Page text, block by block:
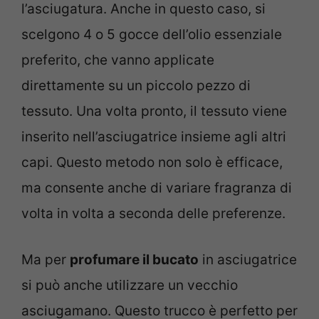
l’asciugatura. Anche in questo caso, si
scelgono 4 o 5 gocce dell’olio essenziale
preferito, che vanno applicate
direttamente su un piccolo pezzo di
tessuto. Una volta pronto, il tessuto viene
inserito nell’asciugatrice insieme agli altri
capi. Questo metodo non solo è efficace,
ma consente anche di variare fragranza di
volta in volta a seconda delle preferenze.
Ma per profumare il bucato in asciugatrice
si può anche utilizzare un vecchio
asciugamano. Questo trucco è perfetto per